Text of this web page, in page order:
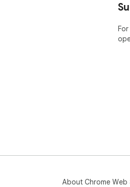
About Chrome Web